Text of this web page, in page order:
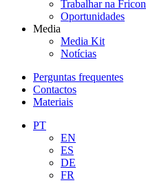
Trabalhar na Fricon
Oportunidades
Media
Media Kit
Notícias
Perguntas frequentes
Contactos
Materiais
PT
EN
ES
DE
FR